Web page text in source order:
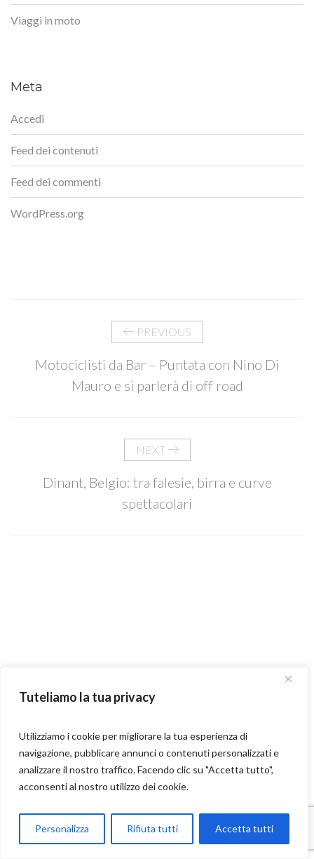
Tuteliamo la tua privacy
Utilizziamo i cookie per migliorare la tua esperienza di
navigazione, pubblicare annunci o contenuti personalizzati e
analizzare il nostro traffico. Facendo clic su "Accetta tutto",
acconsenti al nostro utilizzo dei cookie.
Personalizza Rifiuta tutti Accetta tutti
Viaggi in moto
Meta
Accedi
Feed dei contenuti
Feed dei commenti
WordPress.org
PREVIOUS
Motociclisti da Bar – Puntata con Nino Di
Mauro e si parlerà di off road
NEXT
Dinant, Belgio: tra falesie, birra e curve
spettacolari
Parla con Motoexplora
Open chaty